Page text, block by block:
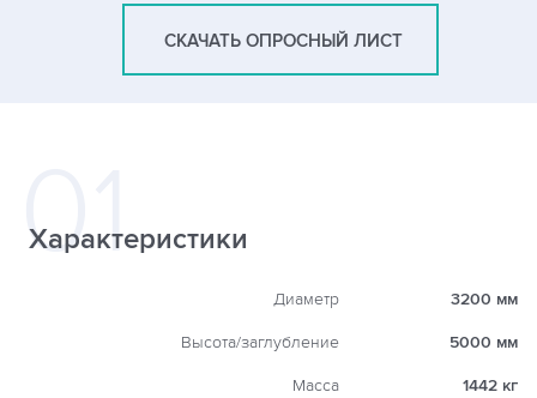
СКАЧАТЬ ОПРОСНЫЙ ЛИСТ
Характеристики
Диаметр 3200 мм
Высота/заглубление 5000 мм
Масса 1442 кг